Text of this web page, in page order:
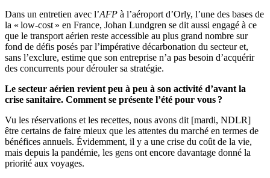
Dans un entretien avec l’AFP à l’aéroport d’Orly, l’une des bases de
la « low-cost » en France, Johan Lundgren se dit aussi engagé à ce
que le transport aérien reste accessible au plus grand nombre sur
fond de défis posés par l’impérative décarbonation du secteur et,
sans l’exclure, estime que son entreprise n’a pas besoin d’acquérir
des concurrents pour dérouler sa stratégie.
Le secteur aérien revient peu à peu à son activité d’avant la
crise sanitaire. Comment se présente l’été pour vous ?
Vu les réservations et les recettes, nous avons dit [mardi, NDLR]
être certains de faire mieux que les attentes du marché en termes de
bénéfices annuels. Évidemment, il y a une crise du coût de la vie,
mais depuis la pandémie, les gens ont encore davantage donné la
priorité aux voyages.